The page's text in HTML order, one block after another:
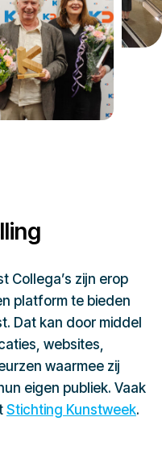
Collega’s zijn erop
platform te bieden
Dat kan door middel
websites,
waarmee zij
eigen publiek. Vaak
Stichting Kunstweek.